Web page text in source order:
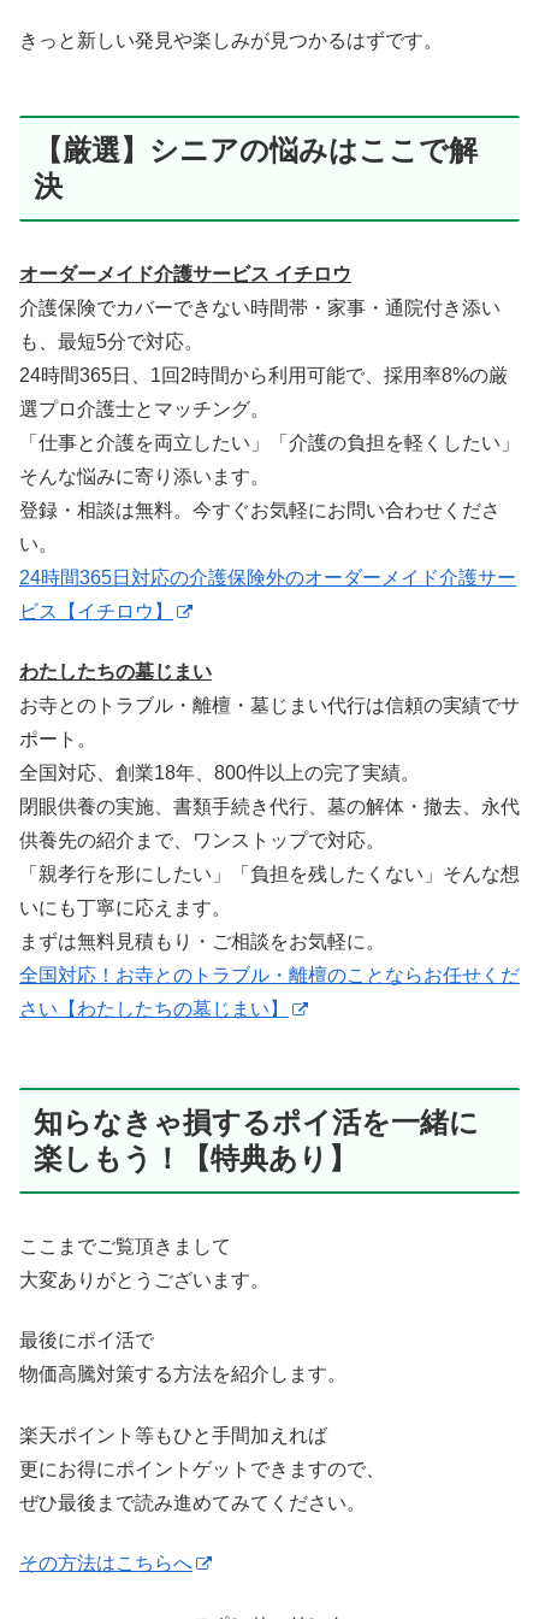
きっと新しい発見や楽しみが見つかるはずです。
【厳選】シニアの悩みはここで解
決
オーダーメイド介護サービス イチロウ
介護保険でカバーできない時間帯・家事・通院付き添い
も、最短5分で対応。
24時間365日、1回2時間から利用可能で、採用率8%の厳
選プロ介護士とマッチング。
「仕事と介護を両立したい」「介護の負担を軽くしたい」
そんな悩みに寄り添います。
登録・相談は無料。今すぐお気軽にお問い合わせくださ
い。
24時間365日対応の介護保険外のオーダーメイド介護サー
ビス【イチロウ】
わたしたちの墓じまい
お寺とのトラブル・離檀・墓じまい代行は信頼の実績でサ
ポート。
全国対応、創業18年、800件以上の完了実績。
閉眼供養の実施、書類手続き代行、墓の解体・撤去、永代
供養先の紹介まで、ワンストップで対応。
「親孝行を形にしたい」「負担を残したくない」そんな想
いにも丁寧に応えます。
まずは無料見積もり・ご相談をお気軽に。
全国対応！お寺とのトラブル・離檀のことならお任せくだ
さい【わたしたちの墓じまい】
知らなきゃ損するポイ活を一緒に
楽しもう！【特典あり】
ここまでご覧頂きまして
大変ありがとうございます。
最後にポイ活で
物価高騰対策する方法を紹介します。
楽天ポイント等もひと手間加えれば
更にお得にポイントゲットできますので、
ぜひ最後まで読み進めてみてください。
その方法はこちらへ